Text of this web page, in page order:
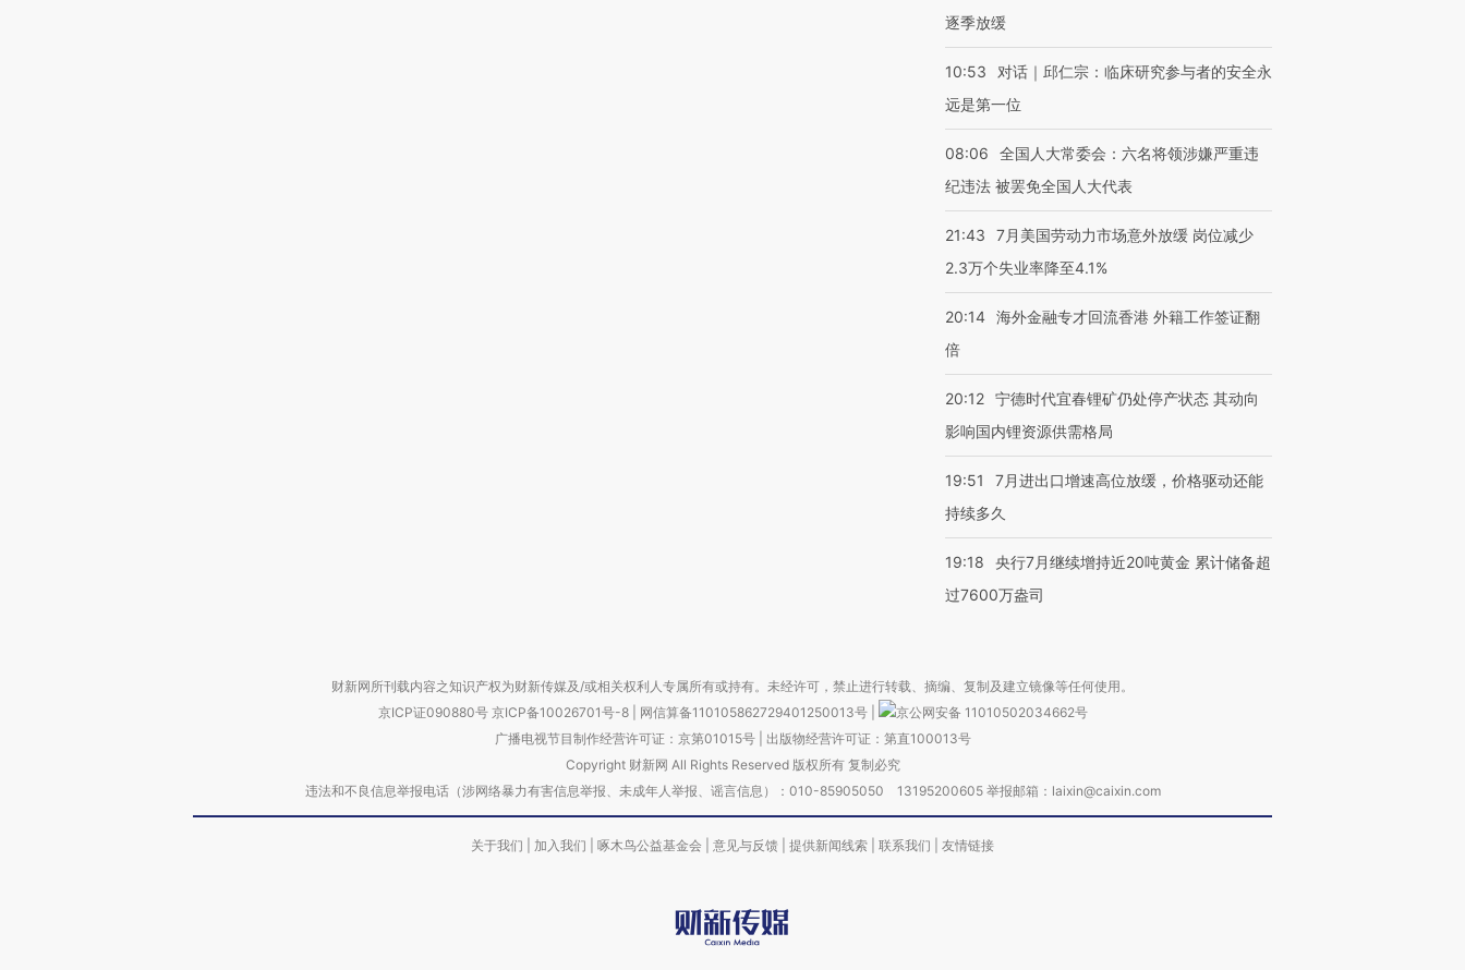
逐季放缓
10:53
对话｜邱仁宗：临床研究参与者的安全永
远是第一位
08:06
全国人大常委会：六名将领涉嫌严重违
纪违法 被罢免全国人大代表
21:43
7月美国劳动力市场意外放缓 岗位减少
2.3万个失业率降至4.1%
20:14 海外金融专才回流香港 外籍工作签证翻
倍
20:12 宁德时代宜春锂矿仍处停产状态 其动向
影响国内锂资源供需格局
19:51
7月进出口增速高位放缓，价格驱动还能
持续多久
19:18
央行7月继续增持近20吨黄金 累计储备超
过7600万盎司
财新网所刊载内容之知识产权为财新传媒及/或相关权利人专属所有或持有。未经许可，禁止进行转载、摘编、复制及建立镜像等任何使用。
京ICP证090880号 京ICP备10026701号-8 网信算备110105862729401250013号
京公网安备 11010502034662号
广播电视节目制作经营许可证：京第01015号| 出版物经营许可证：第直100013号
Copyright 财新网 All Rights Reserved 版权所有 复制必究
违法和不良信息举报电话（涉网络暴力有害信息举报、未成年人举报、谣言信息）：010-85905050 13195200605 举报邮箱：laixin@caixin.com
关于我们 加入我们 啄木鸟公益基金会 意见与反馈 提供新闻线索 联系我们 友情链接